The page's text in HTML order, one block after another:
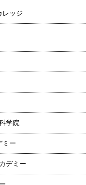
レッジ
学院
ミー
デミー